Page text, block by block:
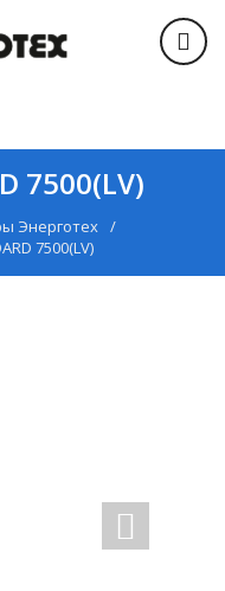
7500(LV)
Энерготех
7500(LV)